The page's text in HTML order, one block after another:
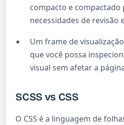
compacto e compactado
necessidades de revisão
Um frame de
que você possa
visual sem afetar a
SCSS vs CSS
O CSS é a linguagem de